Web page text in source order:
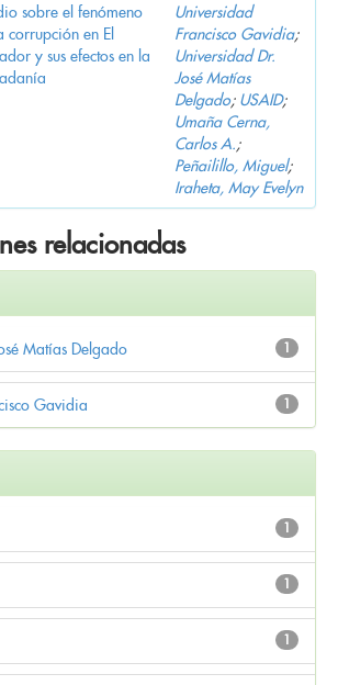
sobre el fenómeno
corrupción en El
y sus efectos en la
Universidad
Francisco Gavidia;
Universidad Dr.
José Matías
Delgado; USAID;
Umaña Cerna,
Carlos A.;
Peñailillo, Miguel;
Iraheta, May Evelyn
relacionadas
1
Matías Delgado
1
Gavidia
1
1
1